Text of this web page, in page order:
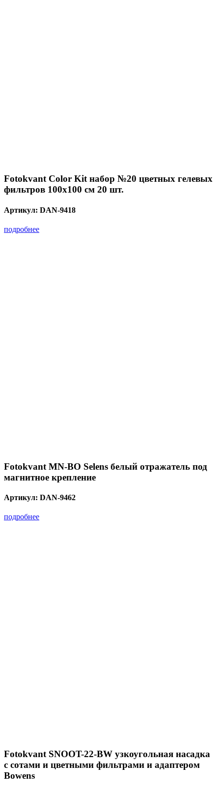
Fotokvant Color Kit набор №20 цветных гелевых
фильтров 100x100 см 20 шт.
Артикул: DAN-9418
подробнее
Fotokvant MN-BO Selens белый отражатель под
магнитное крепление
Артикул: DAN-9462
подробнее
Fotokvant SNOOT-22-BW узкоугольная насадка
с сотами и цветными фильтрами и адаптером
Bowens